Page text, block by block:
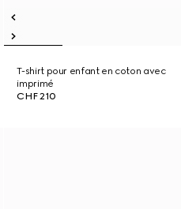
T-shirt pour enfant en coton avec
imprimé
CHF 210